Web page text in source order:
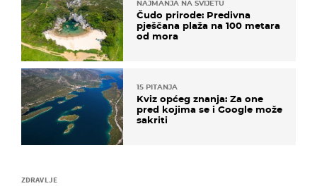
ZDRAVLJE
NAJMANJA NA SVIJETU
Čudo prirode: Predivna
pješčana plaža na 100 metara
od mora
15 PITANJA
Kviz općeg znanja: Za one
pred kojima se i Google može
sakriti